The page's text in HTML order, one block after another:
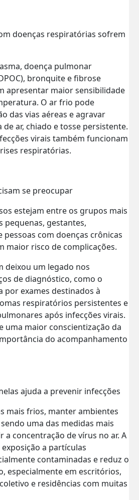
doenças respiratórias sofrem
doença pulmonar
bronquite e fibrose
apresentar maior sensibilidade
O ar frio pode
das vias aéreas e agravar
ar, chiado e tosse persistente.
virais também funcionam
respiratórias.
se preocupar
estejam entre os grupos mais
pequenas, gestantes,
com doenças crônicas
maior risco de complicações.
deixou um legado nos
de diagnóstico, como o
exames destinados à
respiratórios persistentes e
após infecções virais.
uma maior conscientização da
do acompanhamento
ajuda a prevenir infecções
mais frios, manter ambientes
uma das medidas mais
a concentração de vírus no ar. A
a partículas
contaminadas e reduz o
especialmente em escritórios,
e residências com muitas